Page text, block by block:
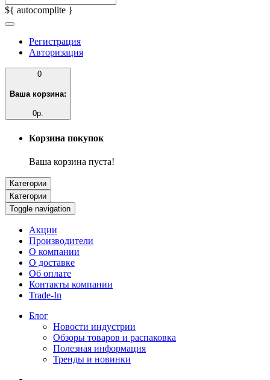
${ autocomplite }
Регистрация
Авторизация
0
Ваша корзина:
0р.
Корзина покупок
Ваша корзина пуста!
Категории
Категории
Toggle navigation
Акции
Производители
О компании
О доставке
Об оплате
Контакты компании
Trade-In
Блог
Новости индустрии
Обзоры товаров и распаковка
Полезная информация
Тренды и новинки